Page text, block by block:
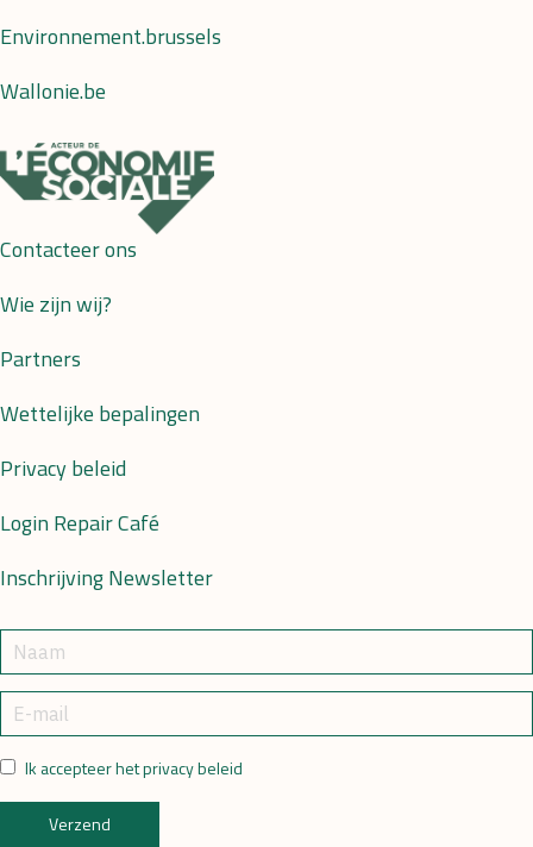
Environnement.brussels
Wallonie.be
Contacteer ons
Wie zijn wij?
Partners
Wettelijke bepalingen
Privacy beleid
Login Repair Café
Inschrijving Newsletter
Ik accepteer het privacy beleid
Verzend